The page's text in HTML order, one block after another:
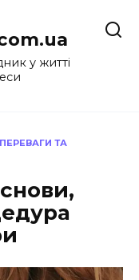
у житті
ТА